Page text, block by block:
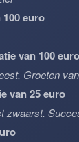
euro
van 100 euro
Groeten
van 25 euro
zwaarst.